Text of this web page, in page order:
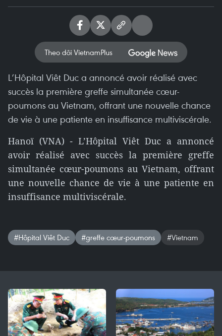
Theo dõi VietnamPlus
L’Hôpital Viêt Duc a annoncé avoir réalisé avec
succès la première greffe simultanée cœur-
poumons au Vietnam, offrant une nouvelle chance
de vie à une patiente en insuffisance multiviscérale.
Hanoï (VNA) - L’Hôpital Viêt Duc a annoncé
avoir réalisé avec succès la première greffe
simultanée cœur-poumons au Vietnam, offrant
une nouvelle chance de vie à une patiente en
insuffisance multiviscérale.
#Hôpital Viêt Duc #greffe cœur-poumons #Vietnam